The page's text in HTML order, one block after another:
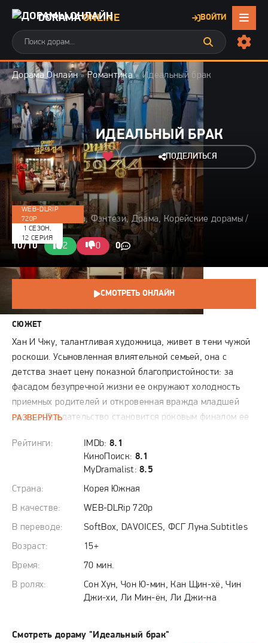
DORAMAONLINE ВОЙТИ
Дорама Онлайн»Романтика» Идеальный брак
ИДЕАЛЬНЫЙ БРАК
ПОДЕЛИТЬСЯ
2023 / Романтика, Фэнтези, Драма, Корейские дорамы /
70 мин
10/10
2 0 0
WEB-DLRIP
720P
1 СЕЗОН,
12 СЕРИЯ
СМОТРЕТЬ ОНЛАЙН
СЮЖЕТ
Хан И Чжу, талантливая художница, живет в тени чужой
роскоши. Усыновленная влиятельной семьей, она с
детства знает цену показной благопристойности: за
фасадом безупречной жизни ее окружают холодность
приемных родителей и откровенная вражда младшей
сестры. Предательство становится роковым финалом ее
гибельную аварию. Но судьба дает ей редкий шанс —
очнувшись, И Чжу обнаруживает себя в прошлом, за
несколько лет до трагедии. Вооруженная знанием
грядущего, она бесповоротно меняет курс: разрывает
помолвку с неверным женихом и совершает дерзкий ход.
Вопреки амбициям сестры, И Чжу сама предлагает брак
чеболя, на которого та положила глаз. Однако ее расчет
на формальный союз рушится: сам До Гук, человек с
характером и волей, видит в этой сделке не конец, а
начало, и намерен превратить их договор в нечто
РАЗВЕРНУТЬ
Рейтинги: IMDb: 8.1
КиноПоиск: 8.1
MyDramalist:8.5
Страна:
Корея Южная
В качестве:
WEB-DLRip 720p
В переводе:
SoftBox, DAVOICES, ФСГ Луна.Subtitles
Возраст:
15+
Время:
70 мин.
В ролях:
Сон Хун, Чон Ю-мин, Кан Щин-хё, Чин
Джи-хи, Ли Мин-ён, Ли Джи-на
Смотреть дораму "Идеальный брак"